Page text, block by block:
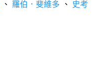
、 羅伯．斐維多 、
史考